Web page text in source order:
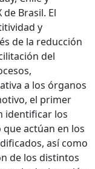
Brasil. El
y
de la reducción
del
a los órganos
el primer
identificar los
actúan en los
así como
de los distintos